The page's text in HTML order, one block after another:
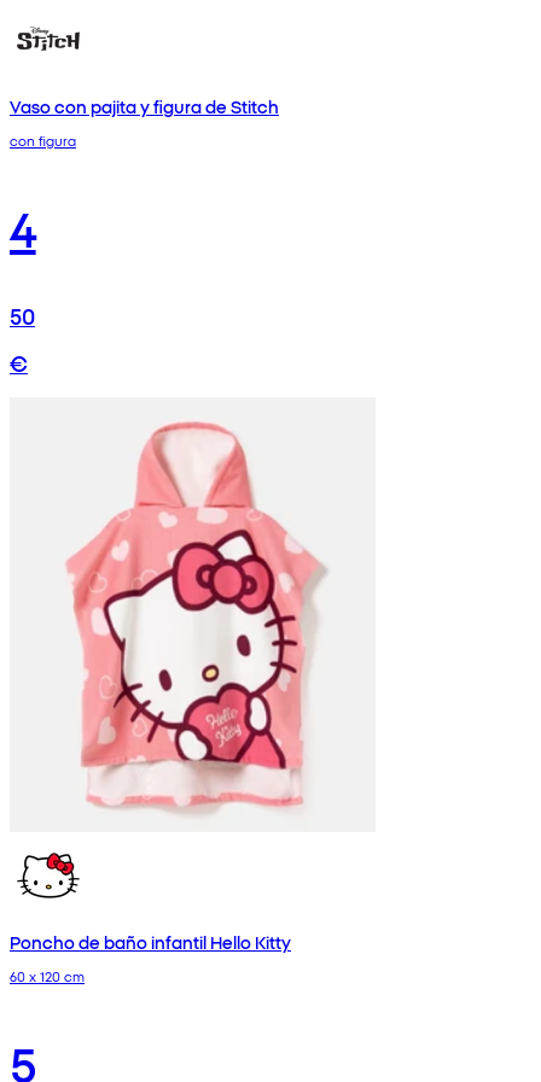
Vaso con pajita y figura de Stitch
con figura
4
50
€
Poncho de baño infantil Hello Kitty
60 x 120 cm
5